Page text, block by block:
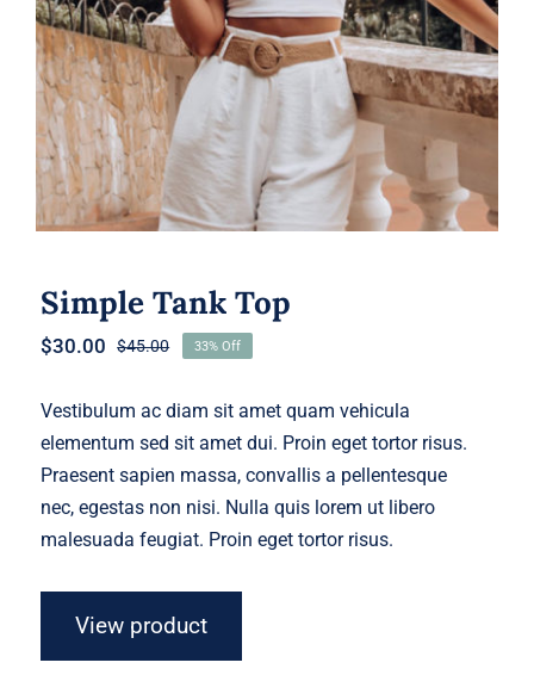
Rated5.00
out of 5
Simple Tank Top
$45.00Original
was:
$30.00
Current
is:
33% Off
Vestibulum ac diam sit amet quam vehicula
elementum sed sit amet dui. Proin eget tortor risus.
Praesent sapien massa, convallis a pellentesque
nec, egestas non nisi. Nulla quis lorem ut libero
malesuada feugiat. Proin eget tortor risus.
View product